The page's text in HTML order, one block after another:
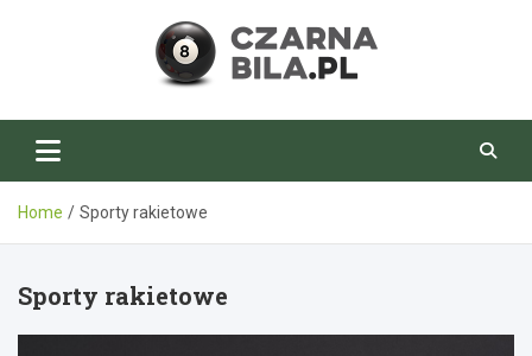
CzarnaBila.pl
Home Sporty rakietowe
Sporty rakietowe